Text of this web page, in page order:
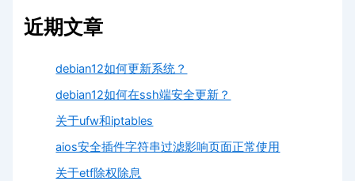
近期文章
debian12如何更新系统？
debian12如何在ssh端安全更新？
关于ufw和iptables
aios安全插件字符串过滤影响页面正常使用
关于etf除权除息